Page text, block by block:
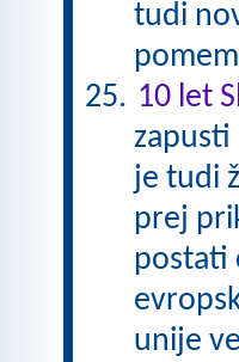
tudi
10 let
zapusti
je tudi
prej
postati
unije